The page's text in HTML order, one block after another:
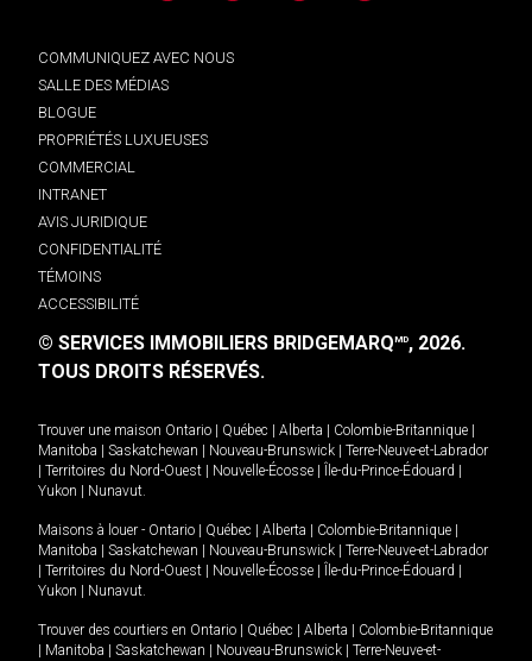
COMMUNIQUEZ AVEC NOUS
SALLE DES MÉDIAS
BLOGUE
PROPRIÉTÉS LUXUEUSES
COMMERCIAL
INTRANET
AVIS JURIDIQUE
CONFIDENTIALITÉ
TÉMOINS
ACCESSIBILITÉ
© SERVICES IMMOBILIERS BRIDGEMARQMD, 2026.
TOUS DROITS RÉSERVÉS.
Trouver une maison Ontario Québec Alberta Colombie-Britannique
Manitoba
Saskatchewan Nouveau-Brunswick
Terre-Neuve-et-Labrador
Territoires du Nord-Ouest Nouvelle-Écosse Île-du-Prince-Édouard
Yukon
Nunavut.
Maisons à louer - Ontario Québec Alberta Colombie-Britannique
Manitoba
Saskatchewan Nouveau-Brunswick
Terre-Neuve-et-Labrador
Territoires du Nord-Ouest Nouvelle-Écosse Île-du-Prince-Édouard
Yukon
Nunavut.
Trouver des courtiers en Ontario Québec Alberta
Colombie-Britannique
Manitoba Saskatchewan Nouveau-Brunswick
Terre-Neuve-et-